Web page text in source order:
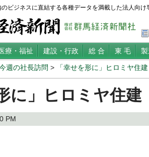
ビジネスに直結する各種データを満載した法人向け
療・福祉 建設・行政 総 合 東 毛
週の社長訪問 > 「幸せを形に」ヒロミヤ住
に」ヒロミヤ住
PM